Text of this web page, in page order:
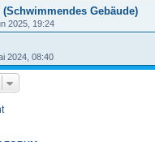
Gebäude)
2025, 19:24
2024, 08:40